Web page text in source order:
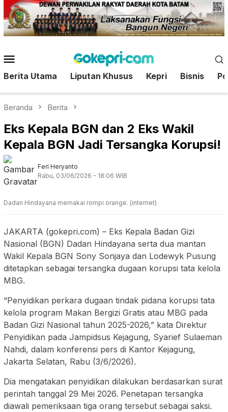
Loncat
ke
konten
Mobile
Berita Utama Liputan Khusus Kepri Bisnis
Beranda Berita
Eks Kepala BGN dan 2 Eks Wakil
Kepala BGN Jadi Tersangka Korupsi!
Feri Heryanto
Rabu, 03/06/2026 - 18:06 WIB
Dadan Hindayana memakai rompi orange. (internet)
JAKARTA (gokepri.com) – Eks Kepala Badan Gizi
Nasional (BGN) Dadan Hindayana serta dua mantan
Wakil Kepala BGN Sony Sonjaya dan Lodewyk Pusung
ditetapkan sebagai tersangka dugaan korupsi tata kelola
MBG.
“Penyidikan perkara dugaan tindak pidana korupsi tata
kelola program Makan Bergizi Gratis atau MBG pada
Badan Gizi Nasional tahun 2025-2026,” kata Direktur
Penyidikan pada Jampidsus Kejagung, Syarief Sulaeman
Nahdi, dalam konferensi pers di Kantor Kejagung,
Jakarta Selatan, Rabu (3/6/2026).
Dia mengatakan penyidikan dilakukan berdasarkan surat
perintah tanggal 29 Mei 2026. Penetapan tersangka
diawali pemeriksaan tiga orang tersebut sebagai saksi.